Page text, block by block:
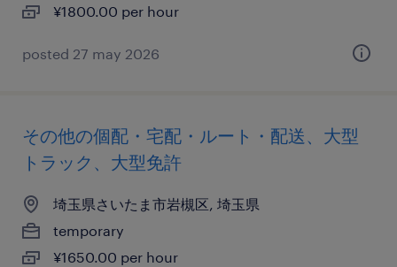
¥1800.00 per hour
posted 27 may 2026
その他の個配・宅配・ルート・配送、大型
トラック、大型免許
埼玉県さいたま市岩槻区, 埼玉県
temporary
¥1650.00 per hour